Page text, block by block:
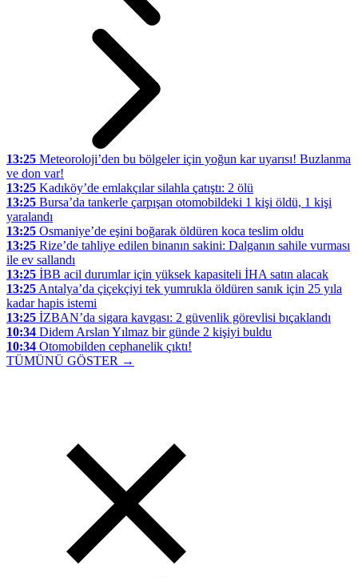
13:25 Meteoroloji’den bu bölgeler için yoğun kar uyarısı! Buzlanma
ve don var!
13:25 Kadıköy’de emlakçılar silahla çatıştı: 2 ölü
13:25 Bursa’da tankerle çarpışan otomobildeki 1 kişi öldü, 1 kişi
yaralandı
13:25 Osmaniye’de eşini boğarak öldüren koca teslim oldu
13:25 Rize’de tahliye edilen binanın sakini: Dalganın sahile vurması
ile ev sallandı
13:25 İBB acil durumlar için yüksek kapasiteli İHA satın alacak
13:25 Antalya’da çiçekçiyi tek yumrukla öldüren sanık için 25 yıla
kadar hapis istemi
13:25 İZBAN’da sigara kavgası: 2 güvenlik görevlisi bıçaklandı
10:34 Didem Arslan Yılmaz bir günde 2 kişiyi buldu
10:34 Otomobilden cephanelik çıktı!
TÜMÜNÜ GÖSTER →